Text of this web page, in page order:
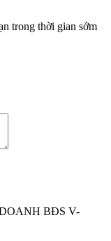
trong thời gian sớm
BĐS V-